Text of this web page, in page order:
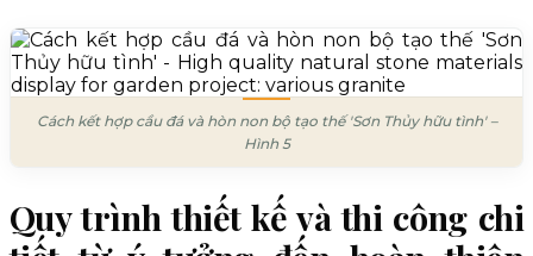
Cách kết hợp cầu đá và hòn non bộ tạo thế 'Sơn Thủy hữu tình' –
Hình 5
Quy trình thiết kế và thi công chi